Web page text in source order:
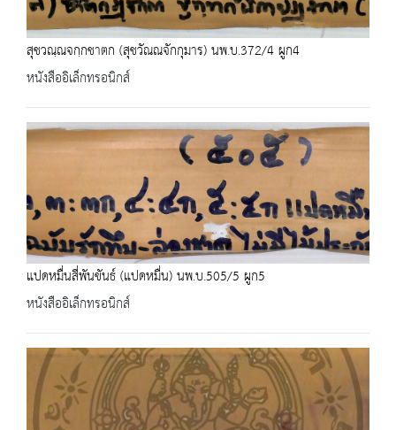
สุชวณฺณจกฺกชาตก (สุชวัณณจักกุมาร) นพ.บ.372/4 ผูก4
หนังสืออิเล็กทรอนิกส์
แปดหมื่นสี่พันขันธ์ (แปดหมื่น) นพ.บ.505/5 ผูก5
หนังสืออิเล็กทรอนิกส์